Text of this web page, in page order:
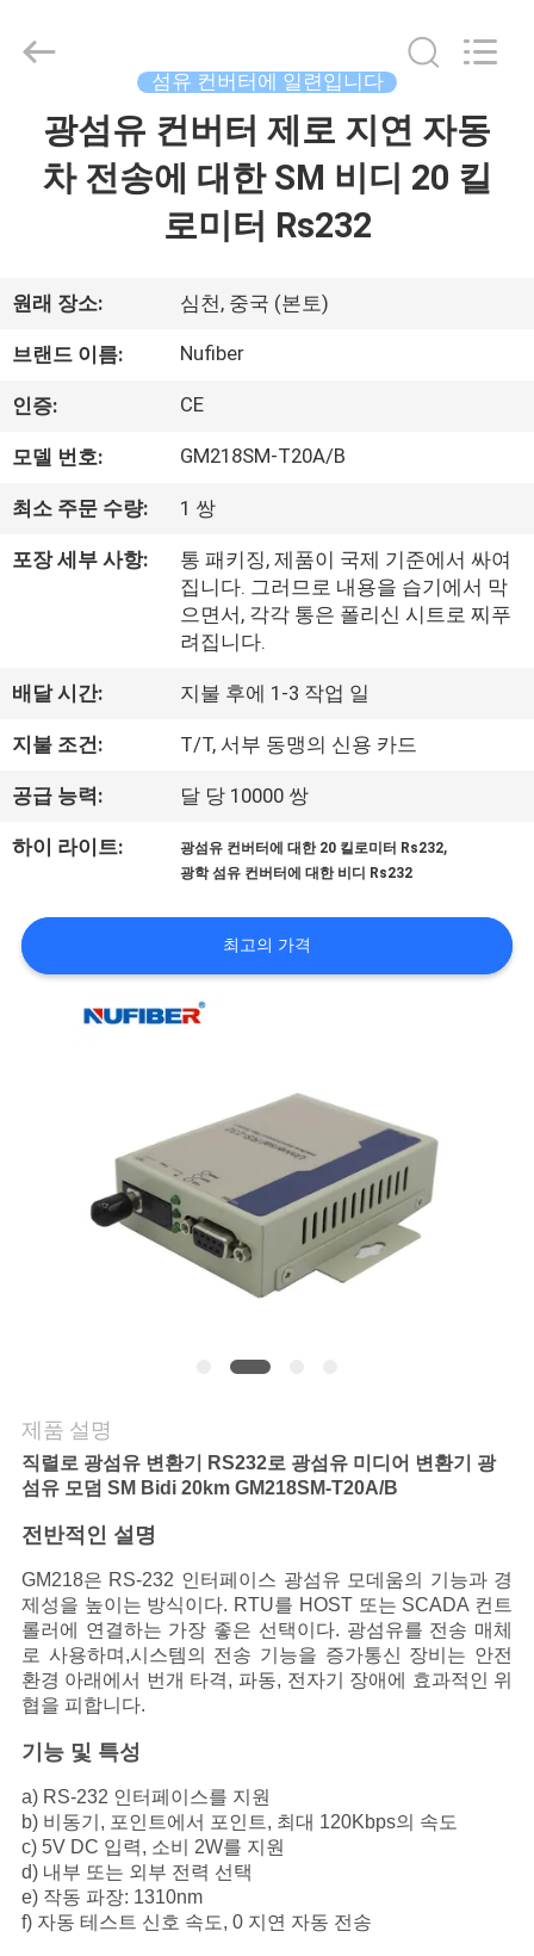
우
리
에
장
여
행
질
스
인
용
문
을
요
구
하
세
요
Co.,Ltd.
Developed
섬유 컨버터에 일련입니다
광섬유 컨버터 제로 지연 자동
차 전송에 대한 SM 비디 20 킬
로미터 Rs232
원래 장소: 심천, 중국 (본토)
브랜드 이름: Nufiber
인증: CE
모델 번호: GM218SM-T20A/B
최소 주문 수량: 1 쌍
포장 세부 사항:
통 패키징, 제품이 국제 기준에서 싸여
집니다. 그러므로 내용을 습기에서 막
으면서, 각각 통은 폴리신 시트로 찌푸
려집니다.
배달 시간: 지불 후에 1-3 작업 일
지불 조건: T/T, 서부 동맹의 신용 카드
공급 능력: 달 당 10000 쌍
하이 라이트: 광섬유 컨버터에 대한 20 킬로미터 Rs232,
광학 섬유 컨버터에 대한 비디 Rs232
최고의 가격
제품 설명
직렬로 광섬유 변환기 RS232로 광섬유 미디어 변환기 광
섬유 모덤 SM Bidi 20km GM218SM-T20A/B
전반적인 설명
GM218은 RS-232 인터페이스 광섬유 모데움의 기능과 경
제성을 높이는 방식이다. RTU를 HOST 또는 SCADA 컨트
롤러에 연결하는 가장 좋은 선택이다. 광섬유를 전송 매체
로 사용하며,시스템의 전송 기능을 증가통신 장비는 안전
환경 아래에서 번개 타격, 파동, 전자기 장애에 효과적인 위
협을 피합니다.
기능 및 특성
a) RS-232 인터페이스를 지원
b) 비동기, 포인트에서 포인트, 최대 120Kbps의 속도
c) 5V DC 입력, 소비 2W를 지원
d) 내부 또는 외부 전력 선택
e) 작동 파장: 1310nm
f) 자동 테스트 신호 속도, 0 지연 자동 전송